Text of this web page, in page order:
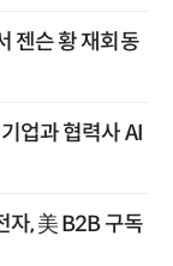
젠슨 황 재회동
업과 협력사 AI
, 美 B2B 구독